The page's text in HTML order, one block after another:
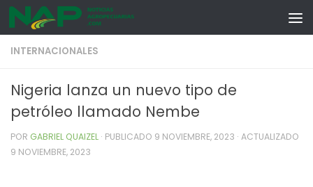
Skip to content
INTERNACIONALES
Nigeria lanza un nuevo tipo de
petróleo llamado Nembe
POR GABRIEL QUAIZEL · PUBLICADO 9 NOVIEMBRE, 2023 · ACTUALIZADO
9 NOVIEMBRE, 2023